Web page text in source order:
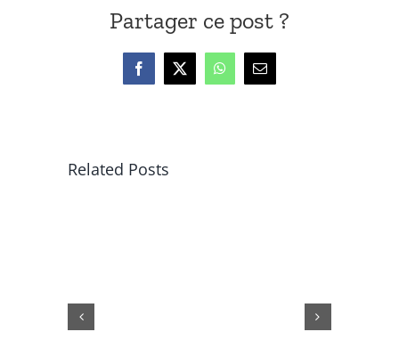
Partager ce post ?
Facebook
X WhatsAppEmail
Related Posts